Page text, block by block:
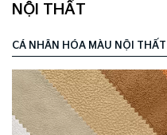
NỘI THẤT
CÁ NHÂN HÓA MÀU NỘI